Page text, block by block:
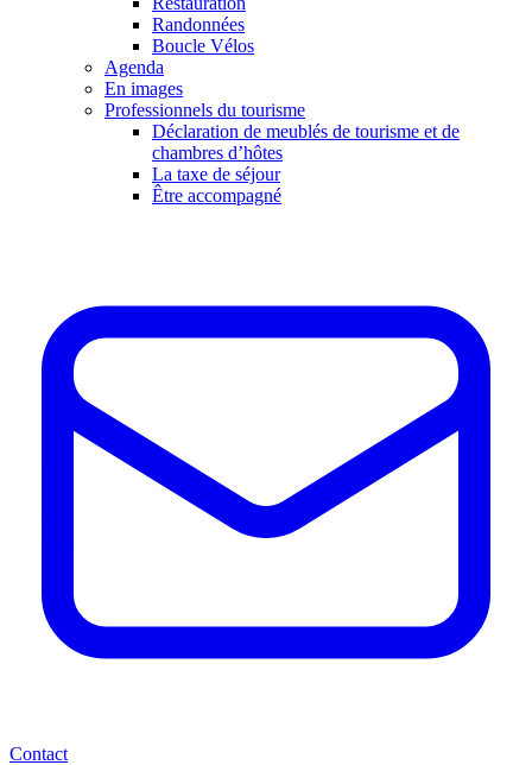
Randonnées
Boucle Vélos
Agenda
En images
Professionnels du tourisme
Déclaration de meublés de tourisme et de
chambres d’hôtes
La taxe de séjour
Être accompagné
Contact